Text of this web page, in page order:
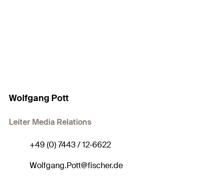
Wolfgang Pott
Leiter Media Relations
+49 (0) 7443 / 12-6622
Wolfgang.Pott@fischer.de